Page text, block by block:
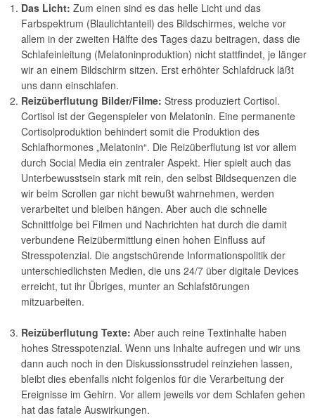
Das Licht: Zum einen sind es das helle Licht und das
Farbspektrum (Blaulichtanteil) des Bildschirmes, welche vor
allem in der zweiten Hälfte des Tages dazu beitragen, dass die
Schlafeinleitung (Melatoninproduktion) nicht stattfindet, je länger
wir an einem Bildschirm sitzen. Erst erhöhter Schlafdruck läßt
uns dann einschlafen.
Reizüberflutung Bilder/Filme: Stress produziert Cortisol.
Cortisol ist der Gegenspieler von Melatonin. Eine permanente
Cortisolproduktion behindert somit die Produktion des
Schlafhormones „Melatonin“. Die Reizüberflutung ist vor allem
durch Social Media ein zentraler Aspekt. Hier spielt auch das
Unterbewusstsein stark mit rein, den selbst Bildsequenzen die
wir beim Scrollen gar nicht bewußt wahrnehmen, werden
verarbeitet und bleiben hängen. Aber auch die schnelle
Schnittfolge bei Filmen und Nachrichten hat durch die damit
verbundene Reizübermittlung einen hohen Einfluss auf
Stresspotenzial. Die angstschürende Informationspolitik der
unterschiedlichsten Medien, die uns 24/7 über digitale Devices
erreicht, tut ihr Übriges, munter an Schlafstörungen
mitzuarbeiten.
Reizüberflutung Texte: Aber auch reine Textinhalte haben
hohes Stresspotenzial. Wenn uns Inhalte aufregen und wir uns
dann auch noch in den Diskussionsstrudel reinziehen lassen,
bleibt dies ebenfalls nicht folgenlos für die Verarbeitung der
Ereignisse im Gehirn. Vor allem jeweils vor dem Schlafen gehen
hat das fatale Auswirkungen.